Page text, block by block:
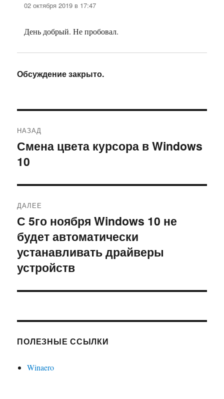
02 октября 2019 в 17:47
День добрый. Не пробовал.
Обсуждение закрыто.
по
записям
НАЗАД
Предыдущая
запись:
Смена цвета курсора в Windows
10
ДАЛЕЕ
Следующая
запись:
С 5го ноября Windows 10 не
будет автоматически
устанавливать драйверы
устройств
ПОЛЕЗНЫЕ ССЫЛКИ
Winaero